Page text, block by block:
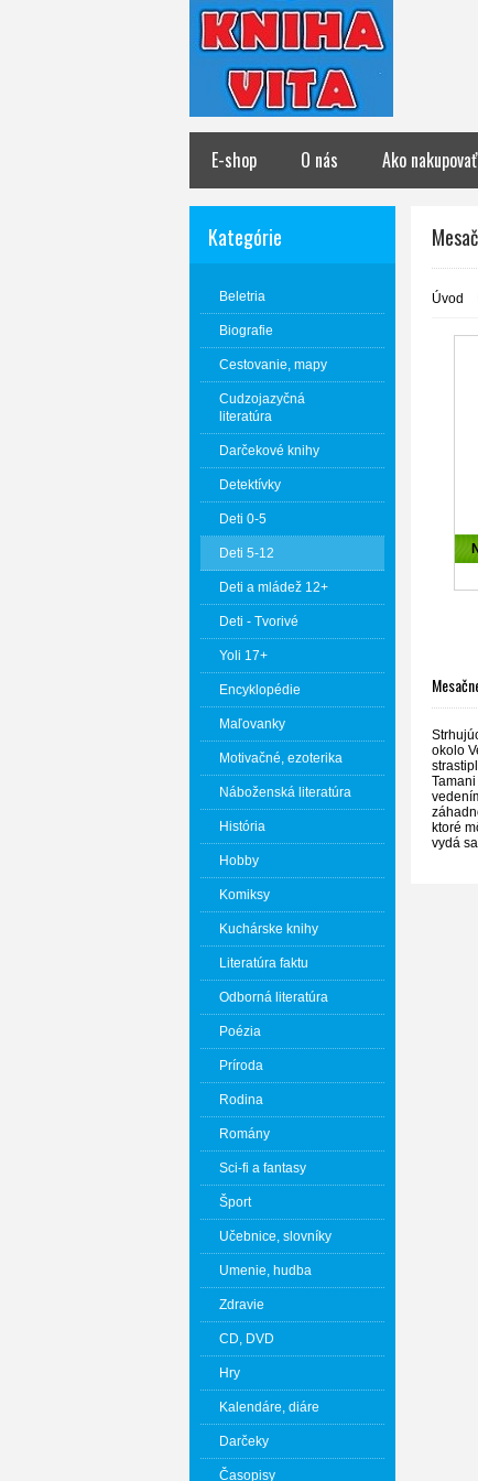
E-shop O nás Ako nakupovať
Kategórie
Beletria
Biografie
Cestovanie, mapy
Cudzojazyčná
literatúra
Darčekové knihy
Detektívky
Deti 0-5
Deti 5-12
Deti a mládež 12+
Deti - Tvorivé
Yoli 17+
Encyklopédie
Maľovanky
Motivačné, ezoterika
Náboženská literatúra
História
Hobby
Komiksy
Kuchárske knihy
Literatúra faktu
Odborná literatúra
Poézia
Príroda
Rodina
Romány
Sci-fi a fantasy
Šport
Učebnice, slovníky
Umenie, hudba
Zdravie
CD, DVD
Hry
Kalendáre, diáre
Darčeky
Časopisy
Úvod
okolo
ktoré
vydá